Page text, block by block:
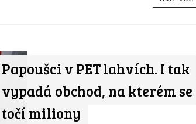
Papoušci v PET lahvích. I tak
vypadá obchod, na kterém se
točí miliony